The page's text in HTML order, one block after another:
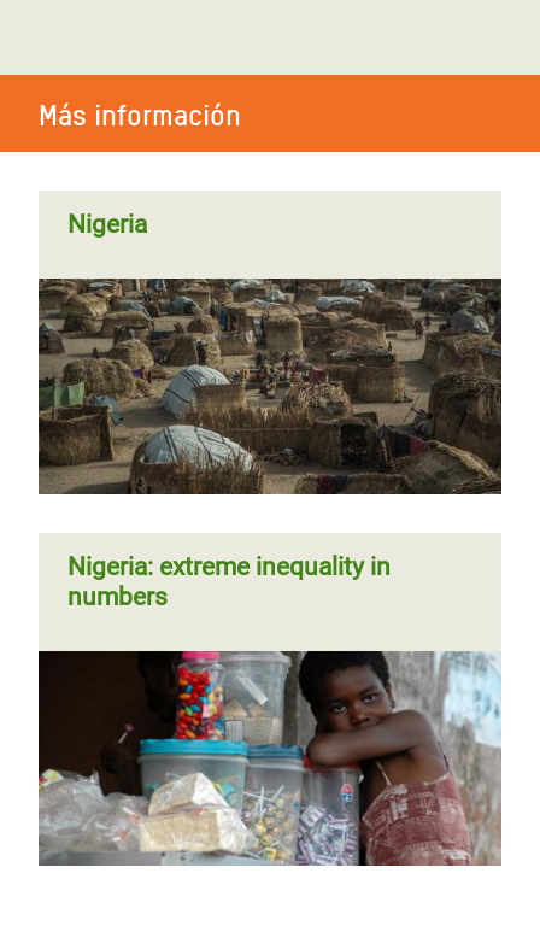
Más información
Nigeria
Nigeria: extreme inequality in
numbers